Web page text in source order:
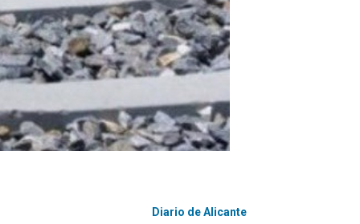
Diario de Alicante